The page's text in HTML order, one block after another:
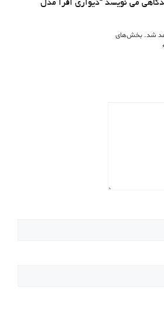
می نویسد “دیواری افرا مدل
شد. بخش‌های